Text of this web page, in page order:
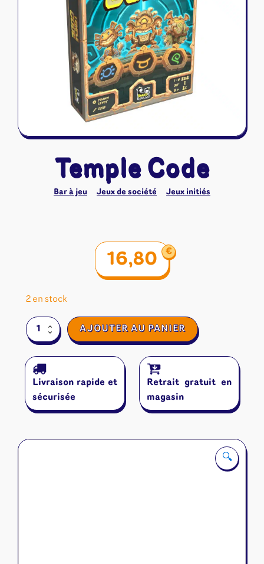
Naruto Mythos
Autres
Tapis de jeu
🔍
Temple Code
Bar à jeu Jeux de société Jeux initiés
16,80 €
2 en stock
quantité
de
Code
AJOUTER AU PANIER
Livraison rapide et
sécurisée
Retrait gratuit en
magasin